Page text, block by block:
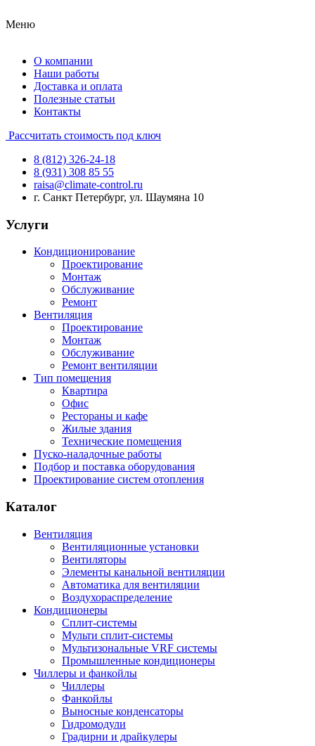
Меню
О компании
Наши работы
Доставка и оплата
Полезные статьи
Контакты
Рассчитать стоимость под ключ
8 (812) 326-24-18
8 (931) 308 85 55
raisa@climate-control.ru
г. Санкт Петербург, ул. Шаумяна 10
Услуги
Кондиционирование
Проектирование
Монтаж
Обслуживание
Ремонт
Вентиляция
Проектирование
Монтаж
Обслуживание
Ремонт вентиляции
Тип помещения
Квартира
Офис
Рестораны и кафе
Жилые здания
Технические помещения
Пуско-наладочные работы
Подбор и поставка оборудования
Проектирование систем отопления
Каталог
Вентиляция
Вентиляционные установки
Вентиляторы
Элементы канальной вентиляции
Автоматика для вентиляции
Воздухораспределение
Кондиционеры
Сплит-системы
Мульти сплит-системы
Мультизональные VRF системы
Промышленные кондиционеры
Чиллеры и фанкойлы
Чиллеры
Фанкойлы
Выносные конденсаторы
Гидромодули
Градирни и драйкулеры